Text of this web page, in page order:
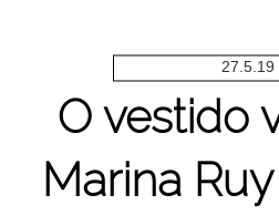
27.5.19
O vestido
Marina